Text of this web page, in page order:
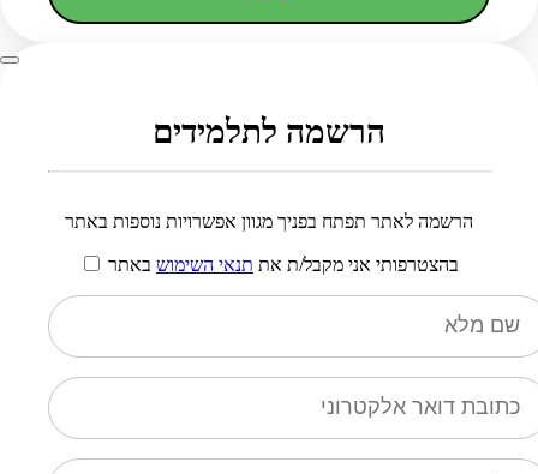
הרשמה לתלמידים
הרשמה לאתר תפתח בפניך מגוון אפשרויות נוספות באתר
בהצטרפותי אני מקבל/ת את תנאי השימוש באתר